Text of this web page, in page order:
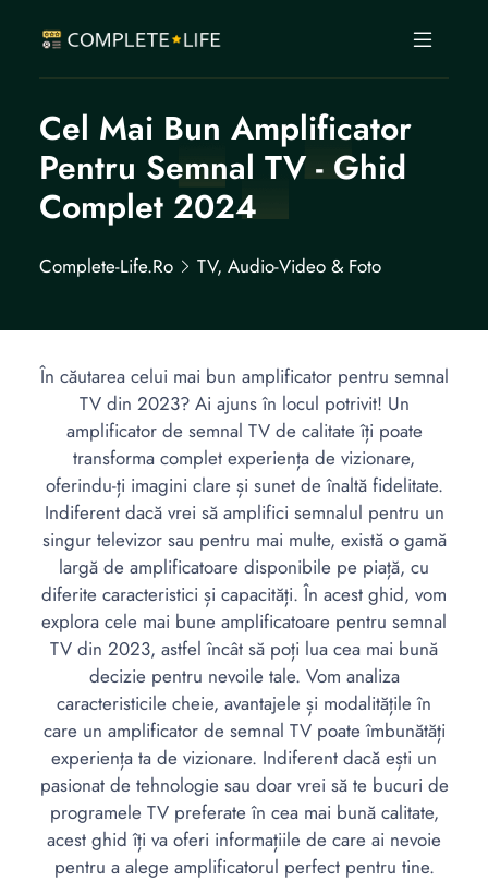
Cel Mai Bun Amplificator
Pentru Semnal TV - Ghid
Complet 2024
Complete-Life.ro TV, Audio-Video & Foto
În căutarea celui mai bun amplificator pentru semnal
TV din 2023? Ai ajuns în locul potrivit! Un
amplificator de semnal TV de calitate îți poate
transforma complet experiența de vizionare,
oferindu-ți imagini clare și sunet de înaltă fidelitate.
Indiferent dacă vrei să amplifici semnalul pentru un
singur televizor sau pentru mai multe, există o gamă
largă de amplificatoare disponibile pe piață, cu
diferite caracteristici și capacități. În acest ghid, vom
explora cele mai bune amplificatoare pentru semnal
TV din 2023, astfel încât să poți lua cea mai bună
decizie pentru nevoile tale. Vom analiza
caracteristicile cheie, avantajele și modalitățile în
care un amplificator de semnal TV poate îmbunătăți
experiența ta de vizionare. Indiferent dacă ești un
pasionat de tehnologie sau doar vrei să te bucuri de
programele TV preferate în cea mai bună calitate,
acest ghid îți va oferi informațiile de care ai nevoie
pentru a alege amplificatorul perfect pentru tine.